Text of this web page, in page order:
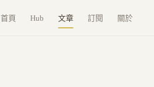
首頁 Hub 文章 訂閱 關於